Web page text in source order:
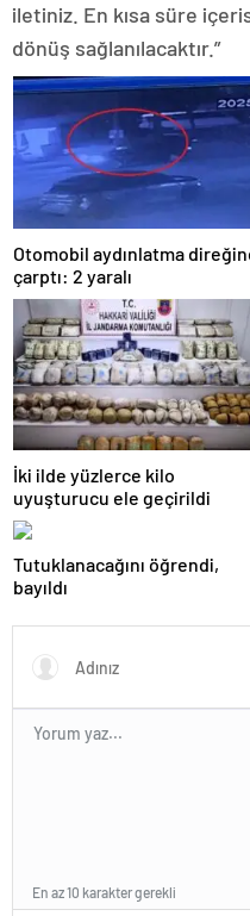
iletiniz. En kısa süre
dönüş sağlanılacaktır.”
Otomobil aydınlatma
çarptı: 2 yaralı
İki ilde yüzlerce kilo
uyuşturucu ele geçirildi
Tutuklanacağını öğrendi,
bayıldı
En az 10 karakter gerekli